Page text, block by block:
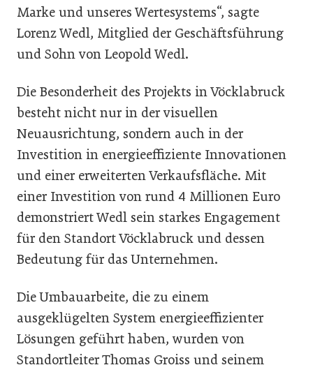
Marke und unseres Wertesystems“, sagte
Lorenz Wedl, Mitglied der Geschäftsführung
und Sohn von Leopold Wedl.
Die Besonderheit des Projekts in Vöcklabruck
besteht nicht nur in der visuellen
Neuausrichtung, sondern auch in der
Investition in energieeffiziente Innovationen
und einer erweiterten Verkaufsfläche. Mit
einer Investition von rund 4 Millionen Euro
demonstriert Wedl sein starkes Engagement
für den Standort Vöcklabruck und dessen
Bedeutung für das Unternehmen.
Die Umbauarbeite, die zu einem
ausgeklügelten System energieeffizienter
Lösungen geführt haben, wurden von
Standortleiter Thomas Groiss und seinem